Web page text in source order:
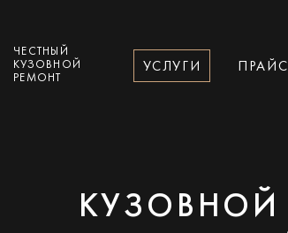
ЧЕСТНЫЙ
КУЗОВНОЙ
РЕМОНТ
УСЛУГИ
КУЗОВНОЙ